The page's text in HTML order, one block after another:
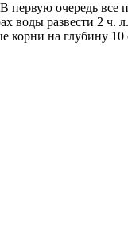
В первую очередь
воды развести 2
на глубину